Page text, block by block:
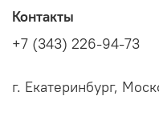
Контакты
+7 (343) 226-94-73
г. Екатеринбург,